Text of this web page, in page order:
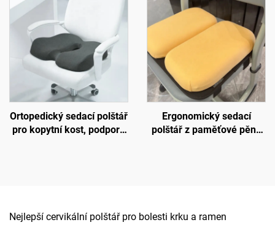
Ortopedický sedací polštář
pro kopytní kost, podpora
Ergonomický sedací
polštář z paměťové pěny
Nejlepší cervikální polštář pro bolesti krku a ramen